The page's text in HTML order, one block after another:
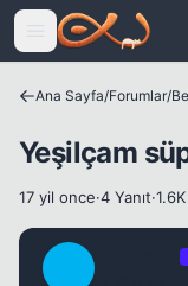
Icerige atla
Ana Sayfa/Forumlar/
Yeşilçam
17 yil once·4 Yanıt·